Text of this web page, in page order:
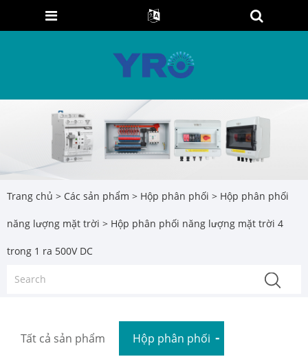
Trang chủ > Các sản phẩm > Hộp phân phối > Hộp phân phối
năng lượng mặt trời > Hộp phân phối năng lượng mặt trời 4
trong 1 ra 500V DC
Tất cả sản phẩm Hộp phân phối